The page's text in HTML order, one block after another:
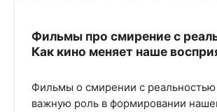
Фильмы про смирение с
Как кино меняет наше
Фильмы о смирении с реальностью
важную роль в формировании